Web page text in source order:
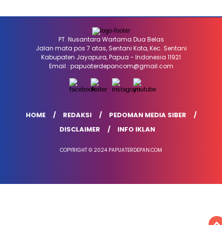
PT. Nusantara Wartama Dua Belas
Jalan mata pos 7 atas, Sentani Kota, Kec. Sentani
Kabupaten Jayapura, Papua - Indonesia 11921
Email : papuaterdepancom@gmail.com
HOME REDAKSI
PEDOMAN MEDIA SIBER
DISCLAIMER
INFO IKLAN
COPYRIGHT © 2024 PAPUATERDEPAN.COM